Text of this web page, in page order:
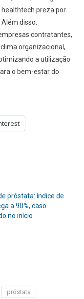
healthtech preza por
disso,
contratantes,
organizacional,
a utilização
o bem-estar do
próstata: índice de
a 90%, caso
no início
próstata